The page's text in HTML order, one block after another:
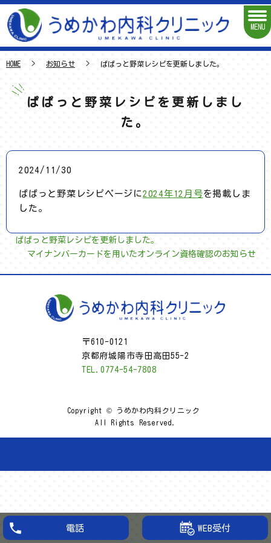
MENU
HOME お知らせ ぱぱっと野菜レシピを更新しました。
ぱぱっと野菜レシピを更新しまし
た。
2024/11/30
ぱぱっと野菜レシピページに 2024年12月号を掲載しま
した。
ぱぱっと野菜レシピを更新しました。
マイナンバーカードを用いたオンライン資格確認のお知らせ
WEB受付
〒610-0121
京都府城陽市寺田高田55-2
TEL.0774-54-7808
Copyright © うめかわ内科クリニック
All Rights Reserved.